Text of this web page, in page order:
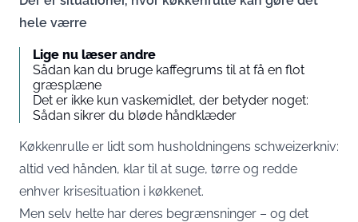
hele værre
Lige nu læser andre
Sådan kan du bruge kaffegrums til at få en flot
græsplæne
Det er ikke kun vaskemidlet, der betyder noget:
Sådan sikrer du bløde håndklæder
Køkkenrulle er lidt som husholdningens schweizerkniv:
altid ved hånden, klar til at suge, tørre og redde
enhver krisesituation i køkkenet.
Men selv helte har deres begrænsninger – og det